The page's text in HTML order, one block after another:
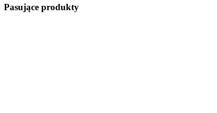
Pasujące produkty